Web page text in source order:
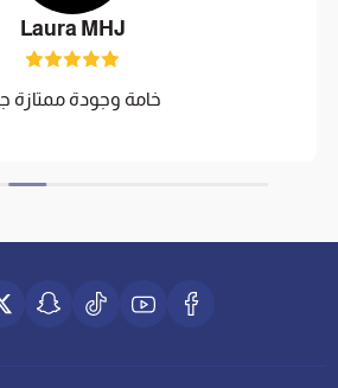
Laura MHJ
خامة وجودة ممتازة